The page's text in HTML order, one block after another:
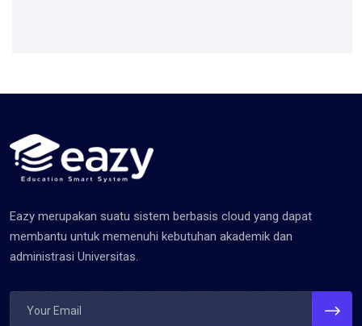
Eazy merupakan suatu sistem berbasis cloud yang dapat
membantu untuk memenuhi kebutuhan akademik dan
administrasi Universitas.